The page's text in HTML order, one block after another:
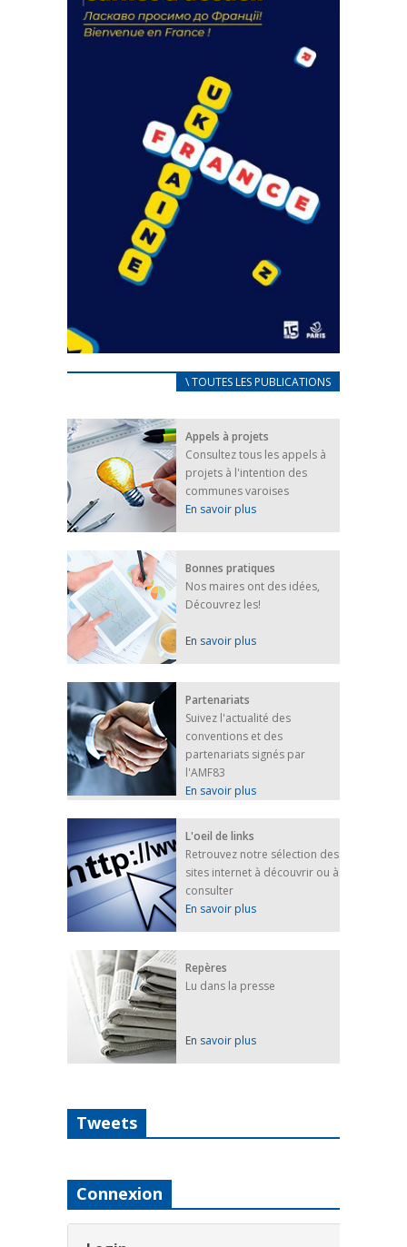
18 septembre 2023
FEUILLETER
CARNET D’ACCUEIL
25 avril 2022
Afin d’accompagner au mieux les réfugiés
ukrainiens arrivés en France,...
FEUILLETER
\ TOUTES LES PUBLICATIONS
Appels à projets
Consultez tous les appels à
projets à l'intention des
communes varoises
En savoir plus
Bonnes pratiques
Nos maires ont des idées,
Découvrez les!
En savoir plus
Partenariats
Suivez l'actualité des
conventions et des
partenariats signés par
l'AMF83
En savoir plus
L'oeil de links
Retrouvez notre sélection des
sites internet à découvrir ou à
consulter
En savoir plus
Repères
Lu dans la presse
En savoir plus
Tweets
Connexion